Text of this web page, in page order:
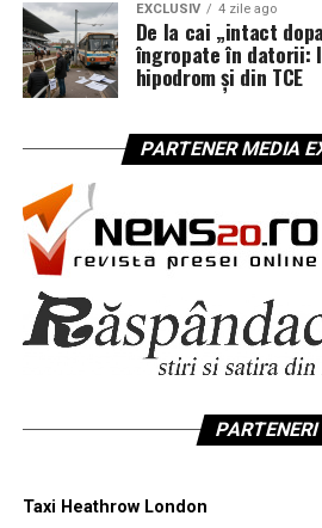
EXCLUSIV 4 zile ago
De la cai „intact
îngropate în datorii:
hipodrom și din TCE
PARTENER MEDIA
PARTENERI
Taxi Heathrow London